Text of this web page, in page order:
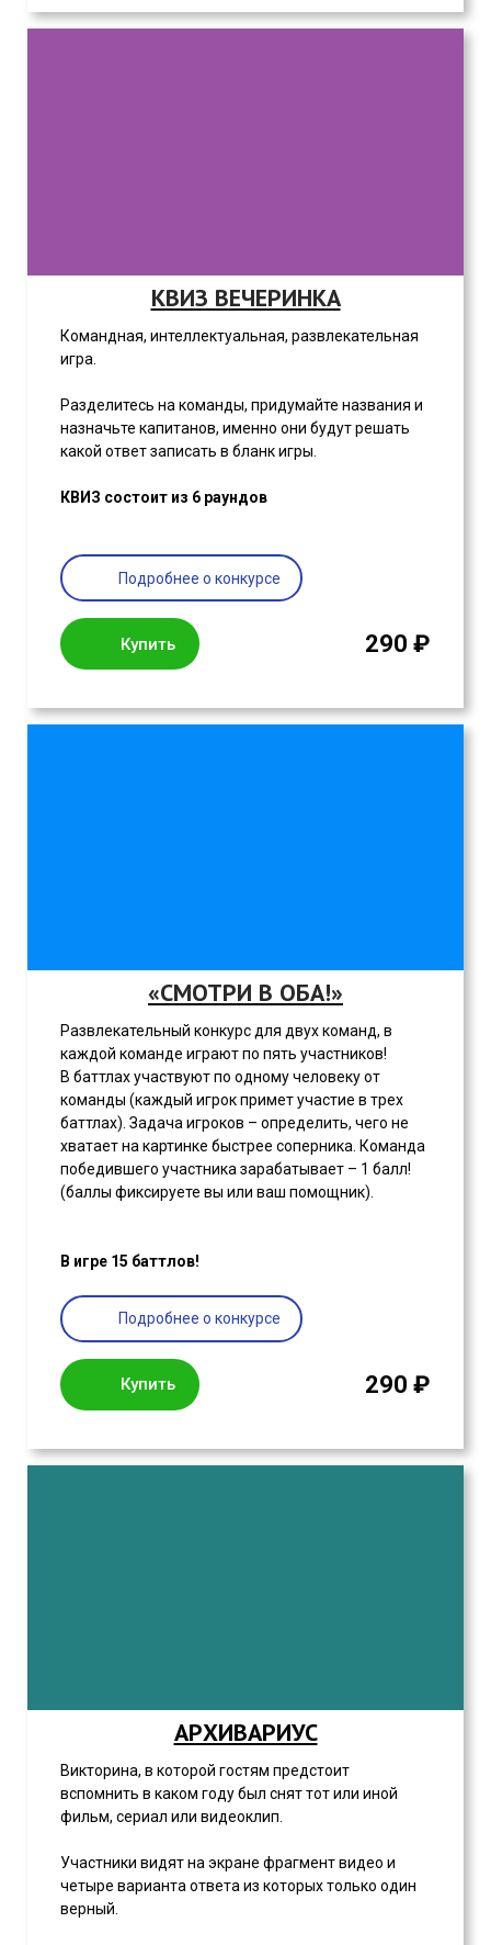
КВИЗ ВЕЧЕРИНКА
Командная, интеллектуальная, развлекательная
игра.
Разделитесь на команды, придумайте названия и
назначьте капитанов, именно они будут решать
какой ответ записать в бланк игры.
КВИЗ состоит из 6 раундов
Подробнее о конкурсе
Купить 290 ₽
«СМОТРИ В ОБА!»
Развлекательный конкурс для двух команд, в
каждой команде играют по пять участников!
В баттлах участвуют по одному человеку от
команды (каждый игрок примет участие в трех
баттлах). Задача игроков – определить, чего не
хватает на картинке быстрее соперника. Команда
победившего участника зарабатывает – 1 балл!
(баллы фиксируете вы или ваш помощник).
В игре 15 баттлов!
Подробнее о конкурсе
Купить 290 ₽
АРХИВАРИУС
Викторина, в которой гостям предстоит
вспомнить в каком году был снят тот или иной
фильм, сериал или видеоклип.
Участники видят на экране фрагмент видео и
четыре варианта ответа из которых только один
верный.